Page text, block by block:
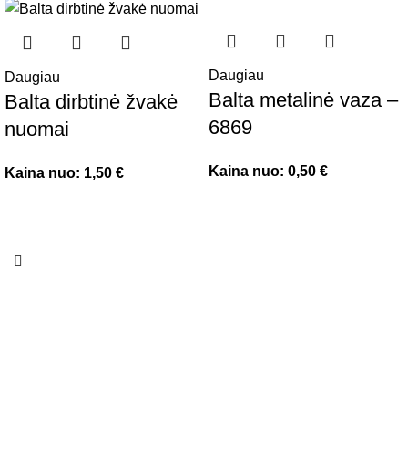
Daugiau
Balta dirbtinė žvakė
nuomai
Kaina nuo: 1,50 €
Daugiau
Balta metalinė vaza –
6869
Kaina nuo: 0,50 €